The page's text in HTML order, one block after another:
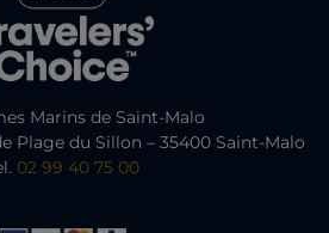
Marins de Saint-Malo
Plage du Sillon – 35400 Saint-Malo
02 99 40 75 00